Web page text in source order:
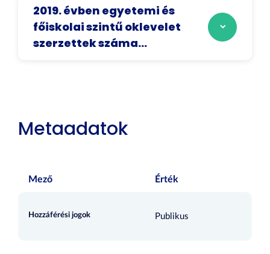
2019. évben egyetemi és
főiskolai szintű oklevelet
szerzettek száma...
Metaadatok
Mező Érték
Hozzáférési jogok Publikus